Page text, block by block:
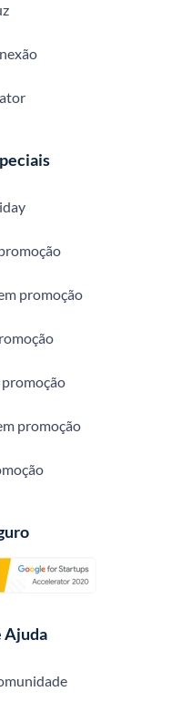
promoção
promoção
Ajuda